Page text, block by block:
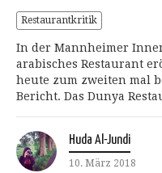
Restaurantkritik
In der Mannheimer
arabisches Restaurant
heute zum zweiten mal
Bericht. Das Dunya
Huda Al-Jundi
10. März 2018